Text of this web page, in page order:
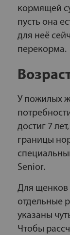
кормящей
пусть она
для неё
перекорма.
У пожилых
достиг 7
границы
Senior.
Для щенков
отдельные
указаны
Чтобы